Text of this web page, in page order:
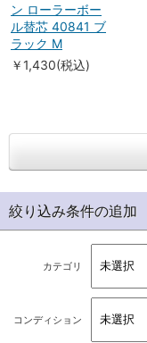
ン ローラーボー
ル替芯 40841 ブ
ラック M
￥1,430(税込)
絞り込み条件の追加
カテゴリ
コンディション